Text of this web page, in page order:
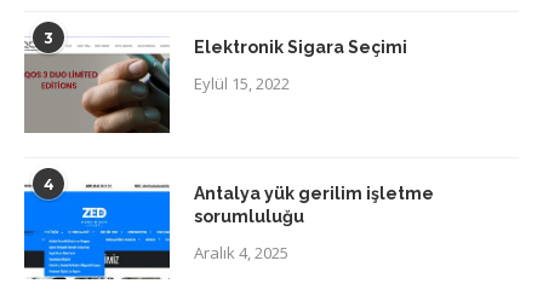
3 Elektronik Sigara Seçimi
Eylül 15, 2022
4
Antalya yük gerilim işletme
sorumluluğu
Aralık 4, 2025